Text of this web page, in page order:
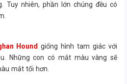
Tuy nhiên, phần lớn chúng đều có
Hound giống hình tam giác với
Những con có mắt màu vàng sẽ
mắt tối hơn.